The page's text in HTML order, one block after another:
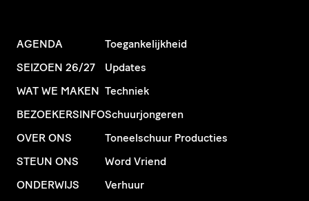
AGENDA
SEIZOEN 26/27
WAT WE MAKEN
BEZOEKERSINFO
OVER ONS
STEUN ONS
ONDERWIJS
Toegankelijkheid
Updates
Techniek
Schuurjongeren
Toneelschuur Producties
Word Vriend
Verhuur